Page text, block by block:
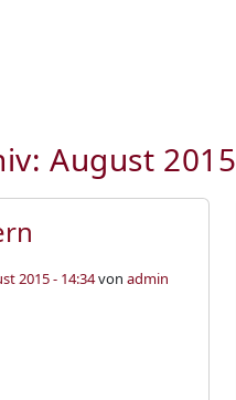
August 2015
2015 - 14:34von admin